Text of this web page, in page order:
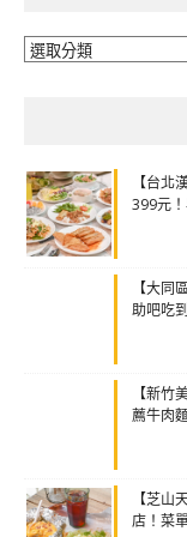
分
【台
399元
【大
助吧吃
【新
薦牛肉
【芝山
店！菜